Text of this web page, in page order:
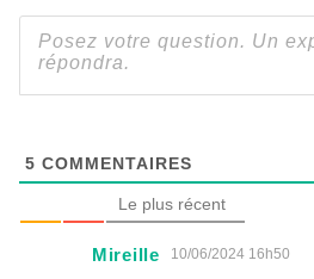
5 COMMENTAIRES
Le plus récent
Mireille 10/06/2024 16h50